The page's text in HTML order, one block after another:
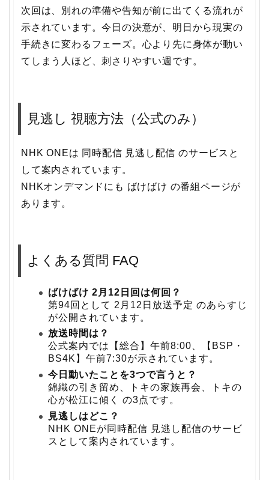
次回は、別れの準備や告知が前に出てくる流れが
示されています。今日の決意が、明日から現実の
手続きに変わるフェーズ。心より先に身体が動い
てしまう人ほど、刺さりやすい週です。
見逃し 視聴方法（公式のみ）
NHK ONEは 同時配信 見逃し配信 のサービスと
して案内されています。
NHKオンデマンドにも ばけばけ の番組ページが
あります。
よくある質問 FAQ
ばけばけ 2月12日回は何回？
第94回として 2月12日放送予定 のあらすじ
が公開されています。
放送時間は？
公式案内では【総合】午前8:00、【BSP・
BS4K】午前7:30が示されています。
今日動いたことを3つで言うと？
錦織の引き留め、トキの家族再会、トキの
心が松江に傾く の3点です。
見逃しはどこ？
NHK ONEが同時配信 見逃し配信のサービ
スとして案内されています。